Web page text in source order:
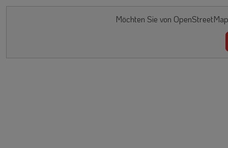
Möchten Sie von